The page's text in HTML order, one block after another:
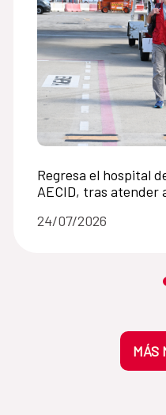
Regresa el hospital
AECID, tras atender
24/07/2026
MÁS